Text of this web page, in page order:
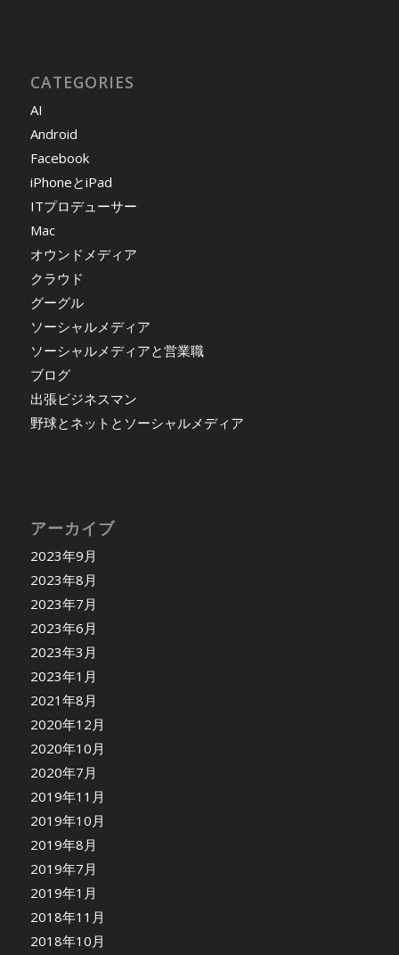
CATEGORIES
AI
Android
Facebook
iPhoneとiPad
ITプロデューサー
Mac
オウンドメディア
クラウド
グーグル
ソーシャルメディア
ソーシャルメディアと営業職
ブログ
出張ビジネスマン
野球とネットとソーシャルメディア
アーカイブ
2023年9月
2023年8月
2023年7月
2023年6月
2023年3月
2023年1月
2021年8月
2020年12月
2020年10月
2020年7月
2019年11月
2019年10月
2019年8月
2019年7月
2019年1月
2018年11月
2018年10月